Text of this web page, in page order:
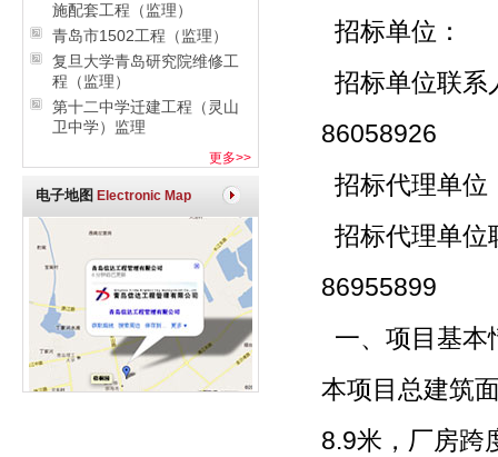
施配套工程（监理）
青岛市1502工程（监理）
复旦大学青岛研究院维修工
程（监理）
第十二中学迁建工程（灵山
卫中学）监理
更多>>
电子地图 Electronic Map
招标单位：
招标单位联
86058926
招标代理
招标代理单位
86955899
一、项目基本
本项目总建筑
8.9米，厂房跨